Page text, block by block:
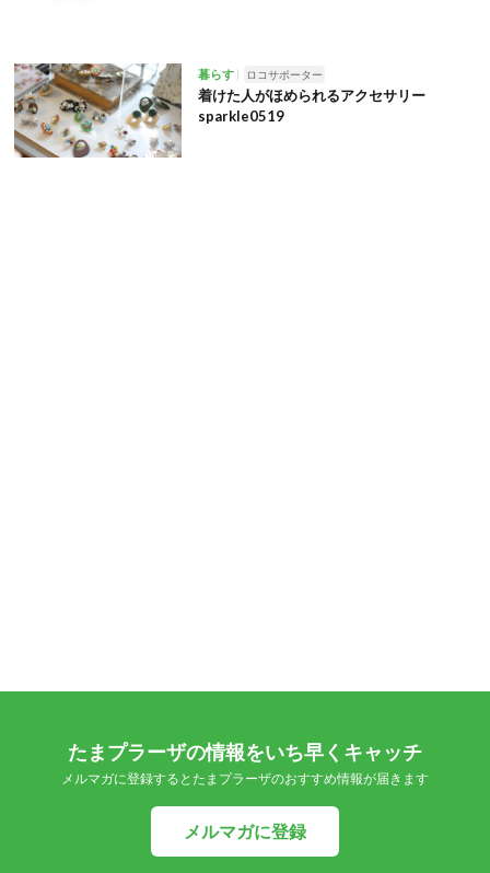
暮らす ロコサポーター
着けた人がほめられるアクセサリー
sparkle0519
たまプラーザの情報をいち早くキャッチ
メルマガに登録するとたまプラーザのおすすめ情報が届きます
メルマガに登録